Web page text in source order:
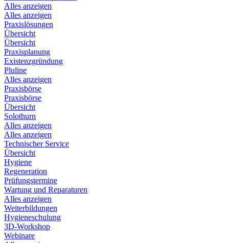
Alles anzeigen
Alles anzeigen
Praxislösungen
Übersicht
Übersicht
Praxisplanung
Existenzgründung
Pluline
Alles anzeigen
Praxisbörse
Praxisbörse
Übersicht
Solothurn
Alles anzeigen
Alles anzeigen
Technischer Service
Übersicht
Hygiene
Regeneration
Prüfungstermine
Wartung und Reparaturen
Alles anzeigen
Weiterbildungen
Hygieneschulung
3D-Workshop
Webinare